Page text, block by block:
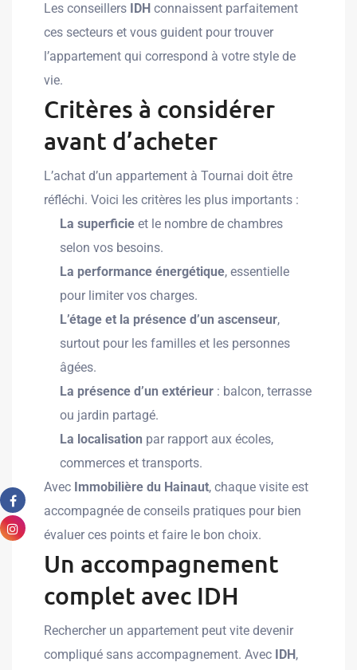
Les conseillers
IDH connaissent parfaitement
ces secteurs et vous guident pour trouver
l’appartement qui correspond à votre style de
vie.
Critères à considérer
avant d’acheter
L’achat d’un appartement à Tournai doit être
réfléchi. Voici les critères les plus importants :
La superficie et le nombre de chambres
selon vos besoins.
La performance énergétique, essentielle
pour limiter vos charges.
L’étage et la présence d’un ascenseur,
surtout pour les familles et les personnes
âgées.
La présence d’un extérieur : balcon, terrasse
ou jardin partagé.
La localisation par rapport aux écoles,
commerces et transports.
Avec Immobilière du Hainaut, chaque visite est
accompagnée de conseils pratiques pour bien
évaluer ces points et faire le bon choix.
Un accompagnement
complet avec IDH
Rechercher un appartement peut vite devenir
compliqué sans accompagnement. Avec
IDH ,